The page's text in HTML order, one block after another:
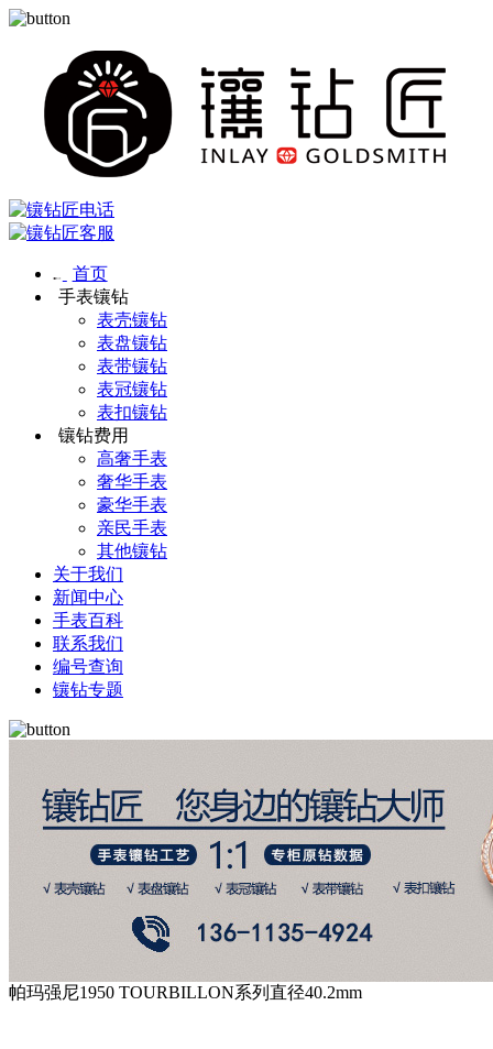
首页
手表镶钻
表壳镶钻
表盘镶钻
表带镶钻
表冠镶钻
表扣镶钻
镶钻费用
高奢手表
奢华手表
豪华手表
亲民手表
其他镶钻
关于我们
新闻中心
手表百科
联系我们
编号查询
镶钻专题
帕玛强尼1950 TOURBILLON系列直径40.2mm